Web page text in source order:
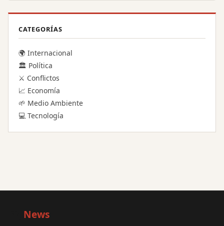
CATEGORÍAS
🌍 Internacional
🏛️ Política
⚔️ Conflictos
📈 Economía
🌱 Medio Ambiente
💻 Tecnología
News